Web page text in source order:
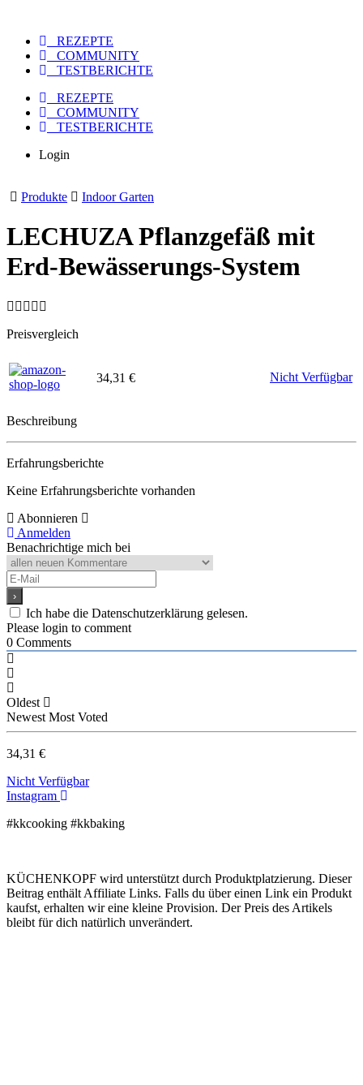
REZEPTE
COMMUNITY
TESTBERICHTE
REZEPTE
COMMUNITY
TESTBERICHTE
Login
Produkte Indoor Garten
LECHUZA Pflanzgefäß mit
Erd-Bewässerungs-System
Preisvergleich
34,31 € Nicht Verfügbar
Beschreibung
Erfahrungsberichte
Keine Erfahrungsberichte vorhanden
Abonnieren
Anmelden
Benachrichtige mich bei
Ich habe die Datenschutzerklärung gelesen.
Please login to comment
0 Comments
Oldest
Newest Most Voted
34,31 €
Nicht Verfügbar
Instagram
#kkcooking #kkbaking
KÜCHENKOPF wird unterstützt durch Produktplatzierung. Dieser
Beitrag enthält Affiliate Links. Falls du über einen Link ein Produkt
kaufst, erhalten wir eine kleine Provision. Der Preis des Artikels
bleibt für dich natürlich unverändert.